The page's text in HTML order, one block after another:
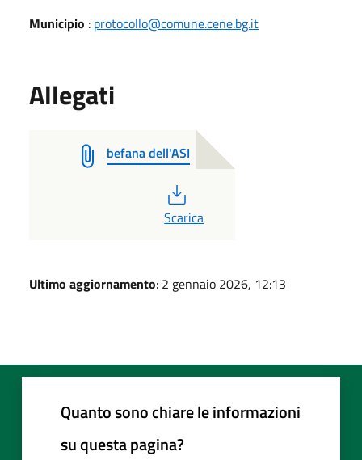
Municipio : protocollo@comune.cene.bg.it
Allegati
befana dell'ASI
PDF
Scarica
Ultimo aggiornamento: 2 gennaio 2026, 12:13
Quanto sono chiare le informazioni
su questa pagina?